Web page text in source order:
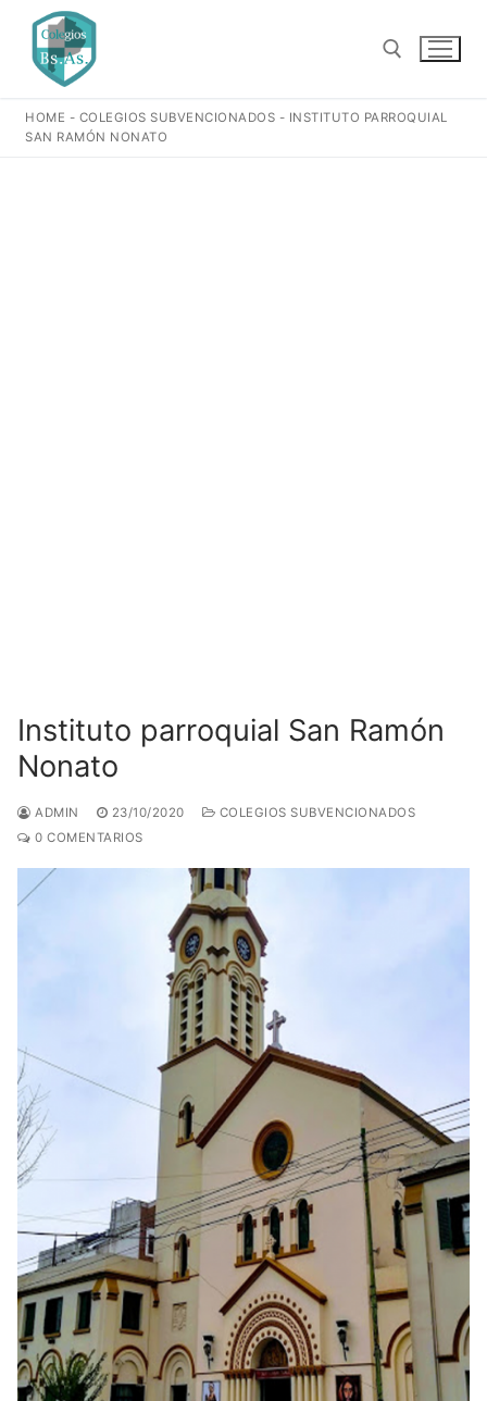
contenido
HOME - COLEGIOS SUBVENCIONADOS - INSTITUTO PARROQUIAL
SAN RAMÓN NONATO
Instituto parroquial San Ramón
Nonato
ADMIN 23/10/2020
COLEGIOS SUBVENCIONADOS
0 COMENTARIOS